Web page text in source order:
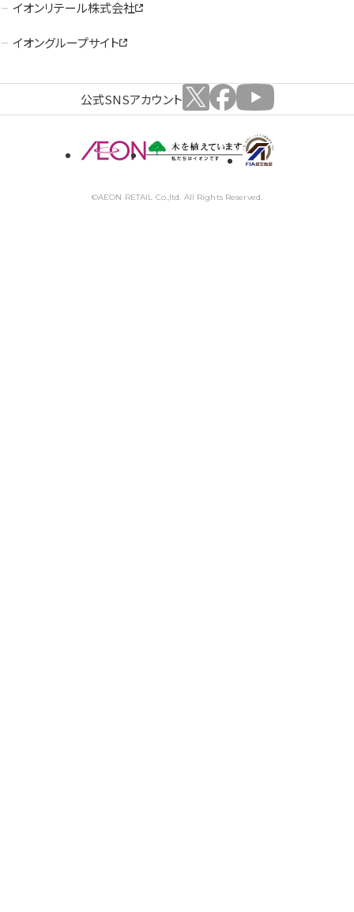
イオンリテール株式会社
イオングループサイト
公式SNSアカウント
©AEON RETAIL Co.,ltd. All Rights Reserved.